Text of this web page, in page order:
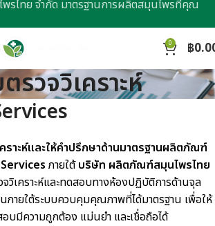
0 ฿
รวจวิเคราะห์
ราะห์และให้คำปรึกษาด้านมาตรฐานผลิตภัณฑ์
ภายใต้บริษัท ผลิตภัณฑ์สมุนไพรไทย
จวิเคราะห์และทดสอบทางห้องปฏิบัติการด้านจุล
นภายใต้ระบบควบคุมคุณภาพที่ได้มาตรฐาน เพื่อให้
บมีความถูกต้อง แม่นยำ และเชื่อถือได้
ไทย จำกัด มาตรฐานการผลิตสมุนไพรที่คุณ